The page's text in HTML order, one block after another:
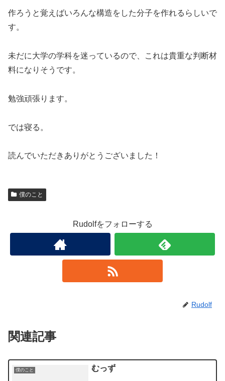
作ろうと覚えばいろんな構造をした分子を作れるらしいで
す。
未だに大学の学科を迷っているので、これは貴重な判断材
料になりそうです。
勉強頑張ります。
では寝る。
読んでいただきありがとうございました！
僕のこと
Rudolfをフォローする
Rudolf
関連記事
僕のこと むっず